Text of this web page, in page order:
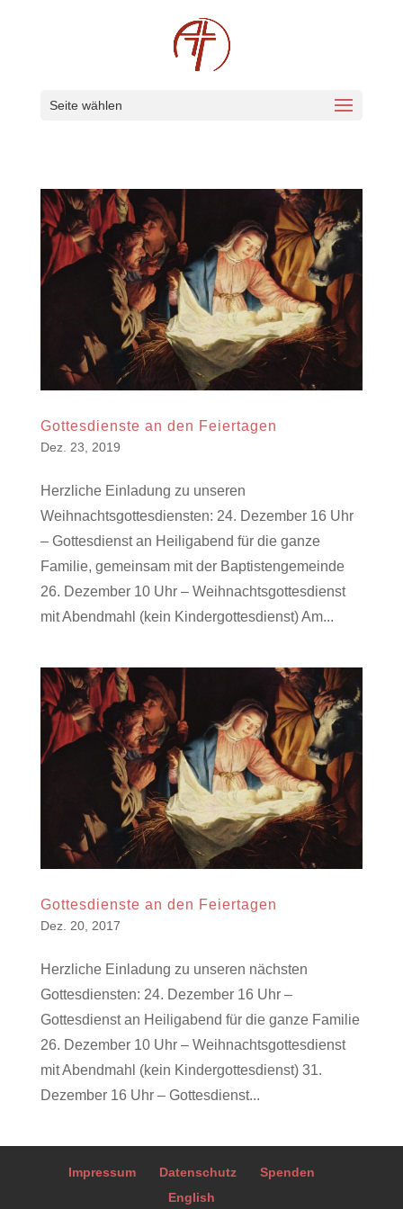
Seite wählen
Gottesdienste an den Feiertagen
Dez. 23, 2019
Herzliche Einladung zu unseren
Weihnachtsgottesdiensten: 24. Dezember 16 Uhr
– Gottesdienst an Heiligabend für die ganze
Familie, gemeinsam mit der Baptistengemeinde
26. Dezember 10 Uhr – Weihnachtsgottesdienst
mit Abendmahl (kein Kindergottesdienst) Am...
Gottesdienste an den Feiertagen
Dez. 20, 2017
Herzliche Einladung zu unseren nächsten
Gottesdiensten: 24. Dezember 16 Uhr –
Gottesdienst an Heiligabend für die ganze Familie
26. Dezember 10 Uhr – Weihnachtsgottesdienst
mit Abendmahl (kein Kindergottesdienst) 31.
Dezember 16 Uhr – Gottesdienst...
Impressum Datenschutz
Spenden
English